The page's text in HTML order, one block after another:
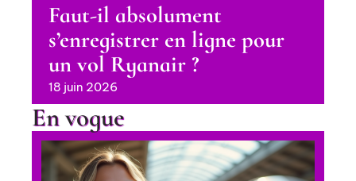
Faut-il absolument
s’enregistrer en ligne pour
un vol Ryanair ?
18 juin 2026
En vogue